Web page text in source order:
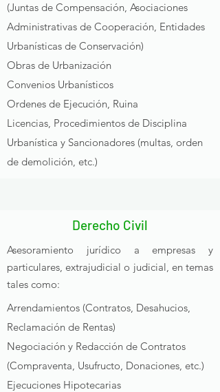
(Juntas de Compensación, Asociaciones
Administrativas de Cooperación, Entidades
Urbanísticas de Conservación)
Obras de Urbanización
Convenios Urbanísticos
Ordenes de Ejecución, Ruina
Licencias, Procedimientos de Disciplina
Urbanística y Sancionadores (multas, orden
de demolición, etc.)
Derecho Civil
Asesoramiento jurídico a empresas y
particulares, extrajudicial o judicial, en temas
tales como:
Arrendamientos (Contratos, Desahucios,
Reclamación de Rentas)
Negociación y Redacción de Contratos
(Compraventa, Usufructo, Donaciones, etc.)
Ejecuciones Hipotecarias